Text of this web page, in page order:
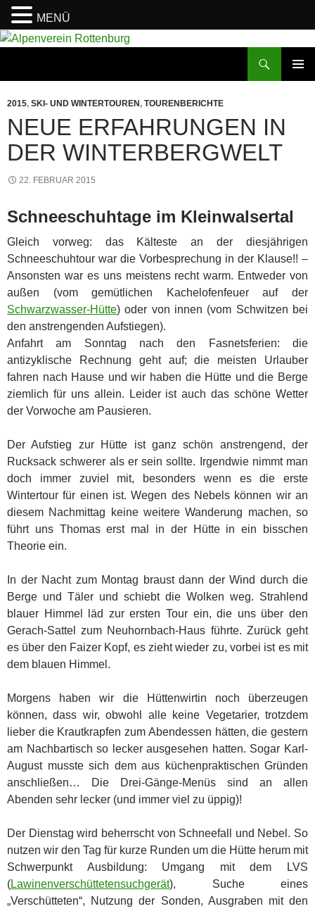
Zum
2015, SKI- UND WINTERTOUREN, TOURENBERICHTE
NEUE ERFAHRUNGEN IN
DER WINTERBERGWELT
22. FEBRUAR 2015
Schneeschuhtage im Kleinwalsertal
Gleich vorweg: das Kälteste an der diesjährigen
Schneeschuhtour war die Vorbesprechung in der Klause!! –
Ansonsten war es uns meistens recht warm. Entweder von
außen (vom gemütlichen Kachelofenfeuer auf der
Schwarzwasser-Hütte) oder von innen (vom Schwitzen bei
den anstrengenden Aufstiegen).
Anfahrt am Sonntag nach den Fasnetsferien: die
antizyklische Rechnung geht auf; die meisten Urlauber
fahren nach Hause und wir haben die Hütte und die Berge
ziemlich für uns allein. Leider ist auch das schöne Wetter
der Vorwoche am Pausieren.
Der Aufstieg zur Hütte ist ganz schön anstrengend, der
Rucksack schwerer als er sein sollte. Irgendwie nimmt man
doch immer zuviel mit, besonders wenn es die erste
Wintertour für einen ist. Wegen des Nebels können wir an
diesem Nachmittag keine weitere Wanderung machen, so
führt uns Thomas erst mal in der Hütte in ein bisschen
Theorie ein.
In der Nacht zum Montag braust dann der Wind durch die
Berge und Täler und schiebt die Wolken weg. Strahlend
blauer Himmel läd zur ersten Tour ein, die uns über den
Gerach-Sattel zum Neuhornbach-Haus führte. Zurück geht
es über den Faizer Kopf, es zieht wieder zu, vorbei ist es mit
dem blauen Himmel.
Morgens haben wir die Hüttenwirtin noch überzeugen
können, dass wir, obwohl alle keine Vegetarier, trotzdem
lieber die Krautkrapfen zum Abendessen hätten, die gestern
am Nachbartisch so lecker ausgesehen hatten. Sogar Karl-
August musste sich dem aus küchenpraktischen Gründen
anschließen… Die Drei-Gänge-Menüs sind an allen
Abenden sehr lecker (und immer viel zu üppig)!
Der Dienstag wird beherrscht von Schneefall und Nebel. So
nutzen wir den Tag für kurze Runden um die Hütte herum mit
Schwerpunkt Ausbildung: Umgang mit dem LVS
(Lawinenverschüttetensuchgerät), Suche eines
„Verschütteten“, Nutzung der Sonden, Ausgraben mit den
MENÜ